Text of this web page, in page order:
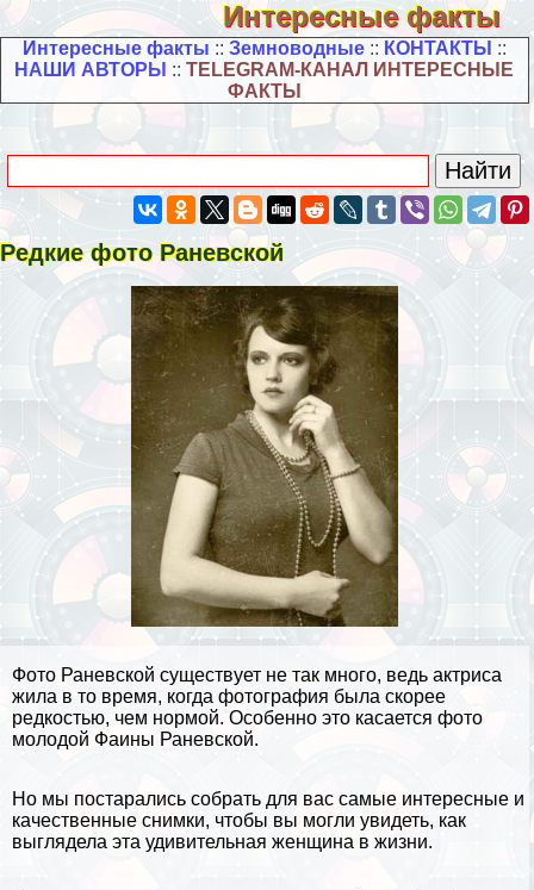
Интересные факты
Интересные факты :: Земноводные:: КОНТАКТЫ ::
НАШИ АВТОРЫ ::TELEGRAM-КАНАЛ ИНТЕРЕСНЫЕ
ФАКТЫ
Редкие фото Раневской
Фото Раневской существует не так много, ведь актриса
жила в то время, когда фотография была скорее
редкостью, чем нормой. Особенно это касается фото
молодой Фаины Раневской.
Но мы постарались собрать для вас самые интересные и
качественные снимки, чтобы вы могли увидеть, как
выглядела эта удивительная женщина в жизни.